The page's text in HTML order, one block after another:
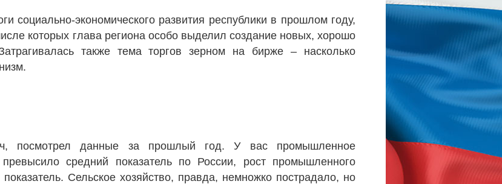
социально-экономического развития республики в прошлом году,
которых глава региона особо выделил создание новых, хорошо
также тема торгов зерном на бирже – насколько
посмотрел данные за прошлый год. У вас промышленное
средний показатель по России, рост промышленного
Сельское хозяйство, правда, немножко пострадало, но